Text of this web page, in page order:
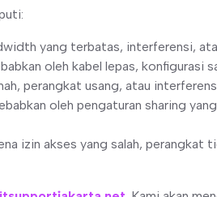
yang terbatas, interferensi,
oleh kabel lepas, konfigurasi
perangkat usang, atau
oleh pengaturan sharing
izin akses yang salah, perangkat